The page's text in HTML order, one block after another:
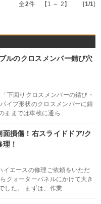
全2件 【1 ～ 2】 [1/1]
ルのクロスメンバー錆び穴
下回りクロスメンバーの錆び・
イプ形状のクロスメンバーに錆
ままでは車検に通ら
損傷！右スライドドア/ク
！
エースの修理ご依頼をいただ
クォーターパネルにかけて大き
した。 まずは、作業